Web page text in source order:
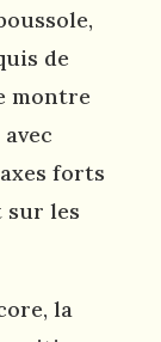
de
montre
forts
sur les
la